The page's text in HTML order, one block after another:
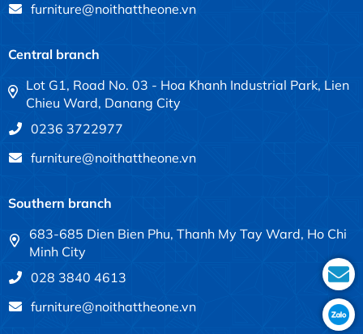
furniture@noithattheone.vn
Central branch
Lot G1, Road No. 03 - Hoa Khanh Industrial Park, Lien
Chieu Ward, Danang City
0236 3722977
furniture@noithattheone.vn
Southern branch
683-685 Dien Bien Phu, Thanh My Tay Ward, Ho Chi
Minh City
028 3840 4613
furniture@noithattheone.vn